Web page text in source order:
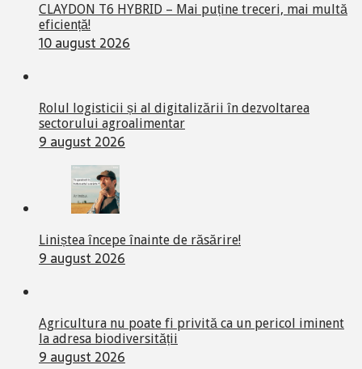
CLAYDON T6 HYBRID – Mai puține treceri, mai multă
eficiență!
10 august 2026
Rolul logisticii și al digitalizării în dezvoltarea
sectorului agroalimentar
9 august 2026
Liniștea începe înainte de răsărire!
9 august 2026
Agricultura nu poate fi privită ca un pericol iminent
la adresa biodiversității
9 august 2026